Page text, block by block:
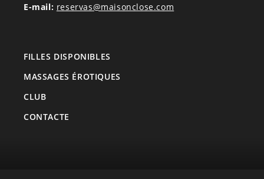
E-mail: reservas@maisonclose.com
FILLES DISPONIBLES
MASSAGES ÉROTIQUES
CLUB
CONTACTE